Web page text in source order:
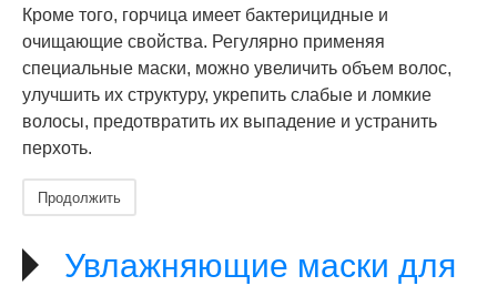
Кроме того, горчица имеет бактерицидные и
очищающие свойства. Регулярно применяя
специальные маски, можно увеличить объем волос,
улучшить их структуру, укрепить слабые и ломкие
волосы, предотвратить их выпадение и устранить
перхоть.
Продолжить
Увлажняющие маски для